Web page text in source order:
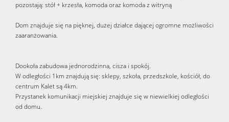
pozostają: stół + krzesła, komoda oraz komoda z witryną
Dom znajduje się na pięknej, dużej działce dającej ogromne możliwości
zaaranżowania.
Dookoła zabudowa jednorodzinna, cisza i spokój.
W odległości 1km znajdują się: sklepy, szkoła, przedszkole, kościół, do
centrum Kalet są 4km.
Przystanek komunikacji miejskiej znajduje się w niewielkiej odległości
od domu.